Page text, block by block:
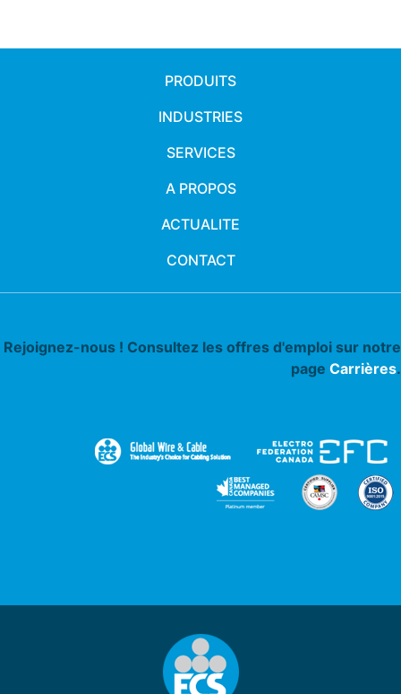
PRODUITS
INDUSTRIES
SERVICES
A PROPOS
ACTUALITE
CONTACT
Rejoignez-nous ! Consultez les offres d'emploi sur notre
page Carrières.